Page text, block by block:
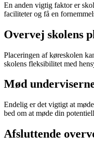
En anden vigtig faktor er
faciliteter og få en
Overvej skolens
Placeringen af køreskolen
skolens fleksibilitet med
Mød
Endelig er det vigtigt at
bed om at møde din
Afsluttende